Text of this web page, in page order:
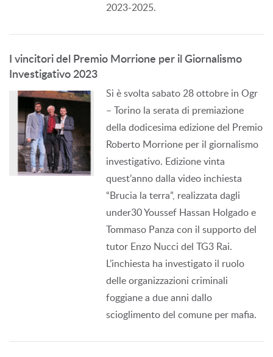
2023-2025.
I vincitori del Premio Morrione per il Giornalismo
Investigativo 2023
Si è svolta sabato 28 ottobre in Ogr
– Torino la serata di premiazione
della dodicesima edizione del Premio
Roberto Morrione per il giornalismo
investigativo. Edizione vinta
quest’anno dalla video inchiesta
“Brucia la terra”, realizzata dagli
under30 Youssef Hassan Holgado e
Tommaso Panza con il supporto del
tutor Enzo Nucci del TG3 Rai.
L’inchiesta ha investigato il ruolo
delle organizzazioni criminali
foggiane a due anni dallo
scioglimento del comune per mafia.